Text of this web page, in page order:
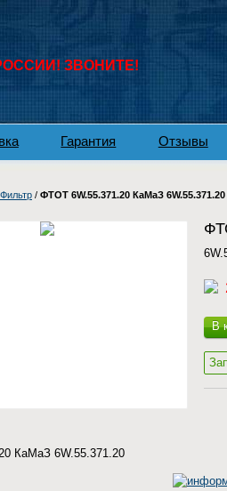
ЗВОНИТЕ!
Гарантия Отзывы
Фильтр / ФТОТ 6W.55.371.20 КаМаЗ 6W.55.371.20
В
КаМаЗ 6W.55.371.20